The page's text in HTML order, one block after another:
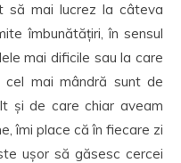
să mai lucrez la câteva
îmbunătățiri, în sensul
mai dificile sau la care
mai mândră sunt de
și de care chiar aveam
îmi place că în fiecare zi
ușor să găsesc cercei